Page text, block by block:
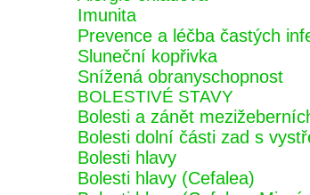
Imunita
Prevence a léčba častých
Sluneční kopřivka
Snížená obranyschopnost
BOLESTIVÉ STAVY
Bolesti a zánět
Bolesti dolní části zad s
Bolesti hlavy
Bolesti hlavy (Cefalea)